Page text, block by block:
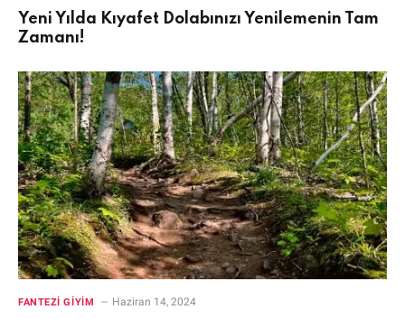
Yeni Yılda Kıyafet Dolabınızı Yenilemenin Tam
Zamanı!
FANTEZI GIYIM Haziran 14, 2024